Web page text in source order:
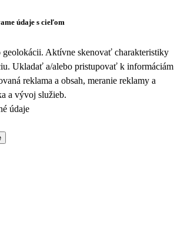
údaje s cieľom
geolokácii. Aktívne skenovať charakteristiky
Ukladať a/alebo pristupovať k informáciám
reklama a obsah, meranie reklamy a
a vývoj služieb.
údaje